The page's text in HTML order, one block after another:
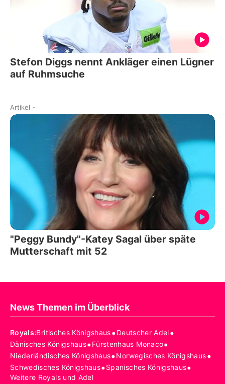
Stefon Diggs nennt Ankläger einen Lügner
auf Ruhmsuche
Artikel -
"Peggy Bundy"-Katey Sagal über späte
Mutterschaft mit 52
News Themen im Überblick
Royals:Britisches Königshaus•Deutscher Adel•
Dänisches Königshaus•Fürstenhaus Monaco•
Niederländisches Königshaus•Norwegisches Königshaus•
Schwedisches Königshaus•Spanisches Königshaus•
Weitere Royals und Adel